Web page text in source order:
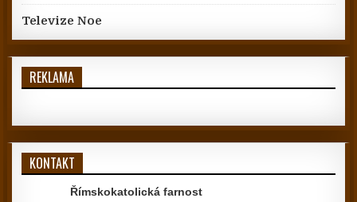
Televize Noe
REKLAMA
KONTAKT
Římskokatolická farnost